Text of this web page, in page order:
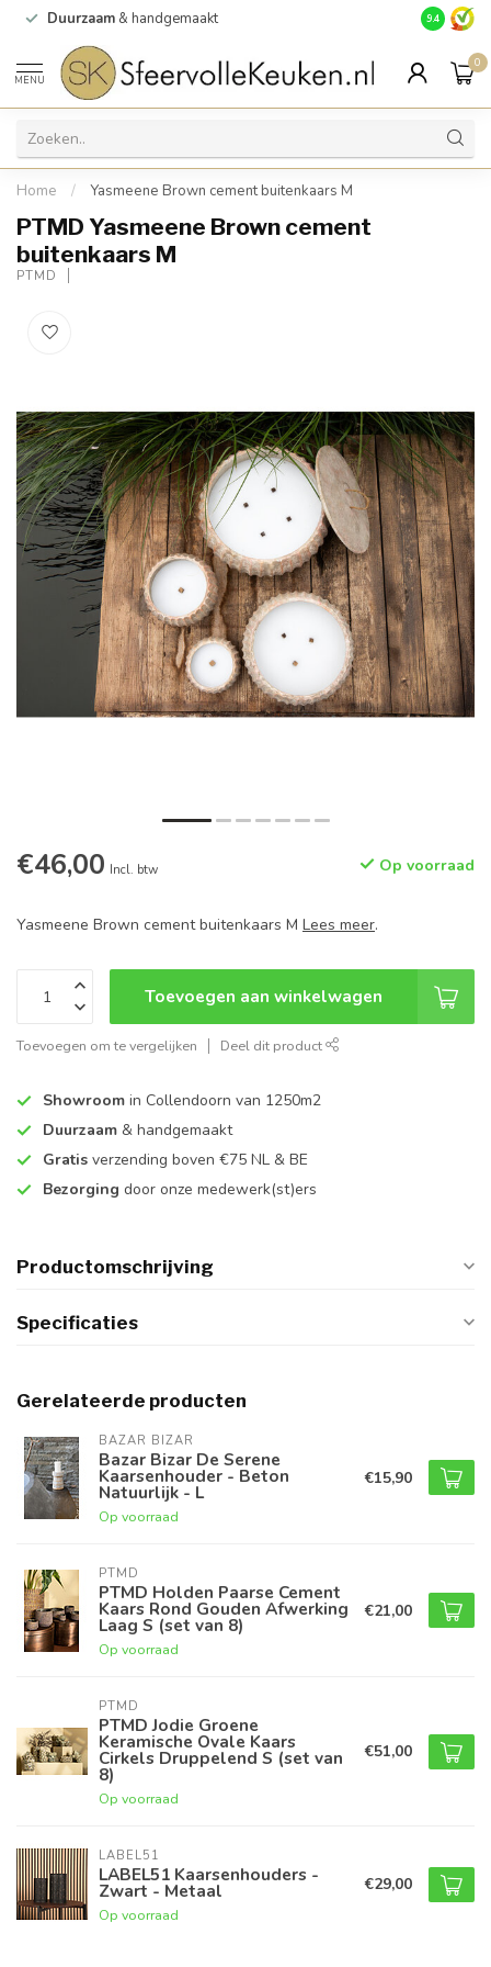
Duurzaam & handgemaakt Gratis
9.4
MENU
0
Home / Yasmeene Brown cement buitenkaars M
PTMD Yasmeene Brown cement
buitenkaars M
PTMD
€46,00 Incl. btw Op voorraad
Yasmeene Brown cement buitenkaars M Lees meer.
Toevoegen aan winkelwagen
Toevoegen om te vergelijken Deel dit product
Showroom in Collendoorn van 1250m2
Duurzaam & handgemaakt
Gratis verzending boven €75 NL & BE
Bezorging door onze medewerk(st)ers
Productomschrijving
Specificaties
Gerelateerde producten
BAZAR BIZAR
Bazar Bizar De Serene
Kaarsenhouder - Beton
Natuurlijk - L
Op voorraad
€15,90
PTMD
PTMD Holden Paarse Cement
Kaars Rond Gouden Afwerking
Laag S (set van 8)
Op voorraad
€21,00
PTMD
PTMD Jodie Groene
Keramische Ovale Kaars
Cirkels Druppelend S (set van
8)
Op voorraad
€51,00
LABEL51
LABEL51 Kaarsenhouders -
Zwart - Metaal
Op voorraad
€29,00